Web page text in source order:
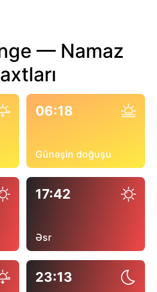
— Namaz
06:18
Günəşin doğuşu
17:42
Əsr
23:13